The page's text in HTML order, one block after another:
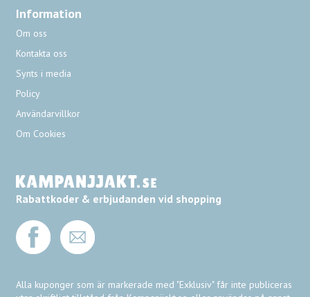
Information
Om oss
Kontakta oss
Synts i media
Policy
Användarvillkor
Om Cookies
Rabattkoder & erbjudanden vid shopping
Alla kuponger som är markerade med "Exklusiv" får inte publiceras